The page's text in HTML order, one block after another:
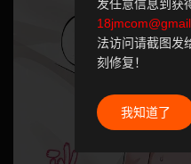
发任意信息到获
法访问请截图发
刻修复！
我知道了